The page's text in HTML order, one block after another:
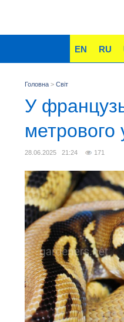
EN RU
Головна > Світ
У
метрового
28.06.2025 21:24 171